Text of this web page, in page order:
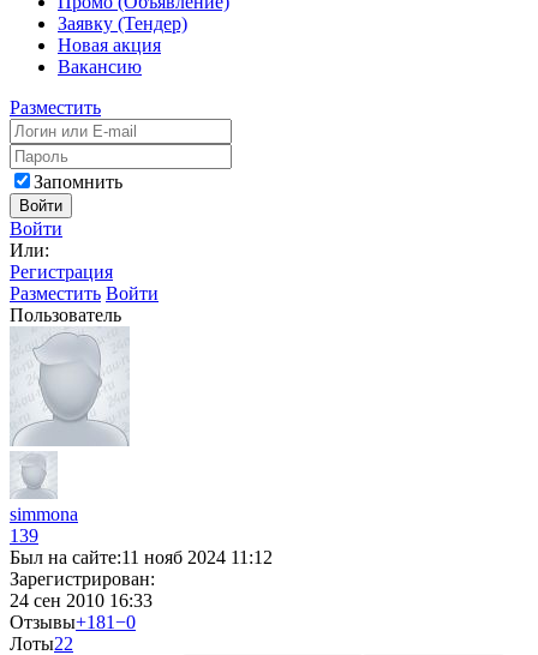
Заявку (Тендер)
Новая акция
Вакансию
Разместить
Запомнить
Войти
Войти
Или:
Регистрация
Разместить Войти
Пользователь
simmona
139
Был на сайте:11 нояб 2024 11:12
Зарегистрирован:
24 сен 2010 16:33
Отзывы+181−0
Лоты22